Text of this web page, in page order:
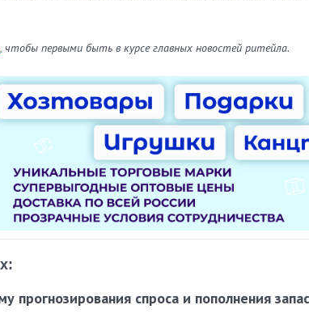
, чтобы первыми быть в курсе главных новостей ритейла.
прогнозирования спроса и пополнения